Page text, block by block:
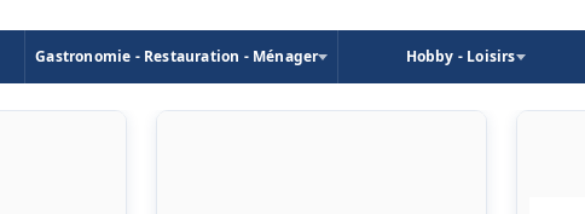
Gastronomie - Restauration - Ménager Hobby - Loisirs